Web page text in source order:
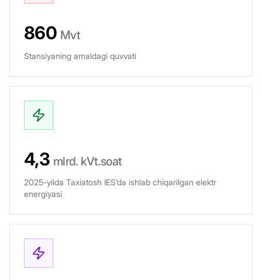
860 Mvt
Stansiyaning amaldagi quvvati
4,3 mlrd. kVt.soat
2025-yilda Taxiatosh IES’da ishlab chiqarilgan elektr
energiyasi